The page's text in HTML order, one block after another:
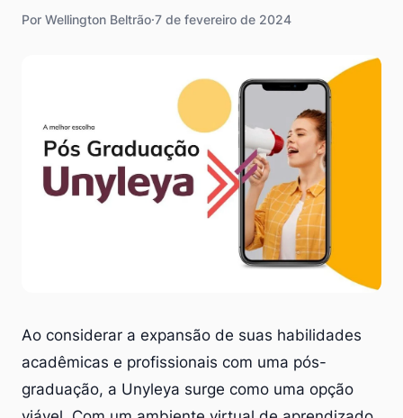
Por Wellington Beltrão·7 de fevereiro de 2024
Ao considerar a expansão de suas habilidades
acadêmicas e profissionais com uma pós-
graduação, a Unyleya surge como uma opção